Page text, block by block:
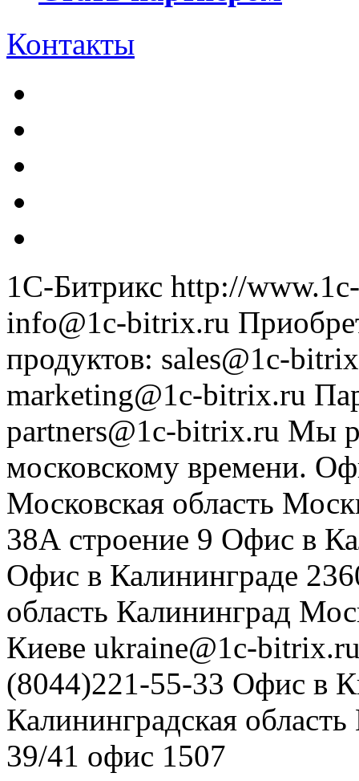
Контакты
1С-Битрикс http://
info@1c-bitrix.ru
продуктов: sales@1c-
marketing@1c-bitrix.ru
partners@1c-bitrix.ru Мы
московскому времени.
Московская область
38А строение 9 Офис в
Офис в Калининграде
область Калининград
Киеве ukraine@1c-
(8044)221-55-33 Офис в
Калининградская область
39/41 офис 1507